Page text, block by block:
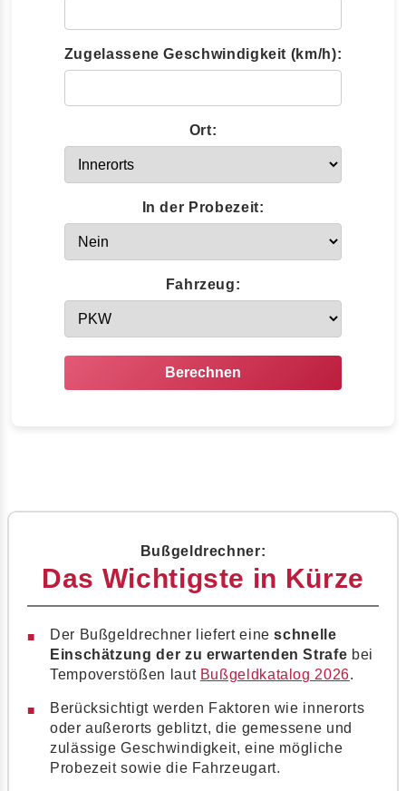
Zugelassene Geschwindigkeit (km/h):
Ort:
In der Probezeit:
Fahrzeug:
Berechnen
Bußgeldrechner:
Das Wichtigste in Kürze
Der Bußgeldrechner liefert eineschnelle
Einschätzung der zu erwartenden Strafe bei
Tempoverstößen laut Bußgeldkatalog 2026.
Berücksichtigt werden Faktoren wie innerorts
oder außerorts geblitzt, die gemessene und
zulässige Geschwindigkeit, eine mögliche
Probezeit sowie die Fahrzeugart.